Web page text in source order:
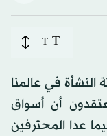
T
T
في عالمنا
أن أسواق
عدا المحترفين